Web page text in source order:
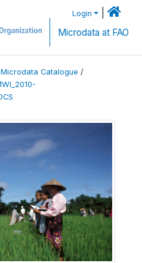
Login
Microdata at FAO
Catalogue /